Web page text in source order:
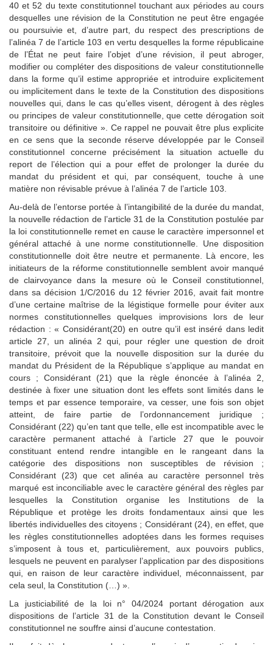
40 et 52 du texte constitutionnel touchant aux périodes au cours
desquelles une révision de la Constitution ne peut être engagée
ou poursuivie et, d’autre part, du respect des prescriptions de
l’alinéa 7 de l’article 103 en vertu desquelles la forme républicaine
de l’État ne peut faire l’objet d’une révision, il peut abroger,
modifier ou compléter des dispositions de valeur constitutionnelle
dans la forme qu’il estime appropriée et introduire explicitement
ou implicitement dans le texte de la Constitution des dispositions
nouvelles qui, dans le cas qu’elles visent, dérogent à des règles
ou principes de valeur constitutionnelle, que cette dérogation soit
transitoire ou définitive ». Ce rappel ne pouvait être plus explicite
en ce sens que la seconde réserve développée par le Conseil
constitutionnel concerne précisément la situation actuelle du
report de l’élection qui a pour effet de prolonger la durée du
mandat du président et qui, par conséquent, touche à une
matière non révisable prévue à l’alinéa 7 de l’article 103.
Au-delà de l’entorse portée à l’intangibilité de la durée du mandat,
la nouvelle rédaction de l’article 31 de la Constitution postulée par
la loi constitutionnelle remet en cause le caractère impersonnel et
général attaché à une norme constitutionnelle. Une disposition
constitutionnelle doit être neutre et permanente. Là encore, les
initiateurs de la réforme constitutionnelle semblent avoir manqué
de clairvoyance dans la mesure où le Conseil constitutionnel,
dans sa décision 1/C/2016 du 12 février 2016, avait fait montre
d’une certaine maîtrise de la légistique formelle pour éviter aux
normes constitutionnelles quelques improvisions lors de leur
rédaction : « Considérant(20) en outre qu’il est inséré dans ledit
article 27, un alinéa 2 qui, pour régler une question de droit
transitoire, prévoit que la nouvelle disposition sur la durée du
mandat du Président de la République s’applique au mandat en
cours ; Considérant (21) que la règle énoncée à l’alinéa 2,
destinée à fixer une situation dont les effets sont limités dans le
temps et par essence temporaire, va cesser, une fois son objet
atteint, de faire partie de l’ordonnancement juridique ;
Considérant (22) qu’en tant que telle, elle est incompatible avec le
caractère permanent attaché à l’article 27 que le pouvoir
constituant entend rendre intangible en le rangeant dans la
catégorie des dispositions non susceptibles de révision ;
Considérant (23) que cet alinéa au caractère personnel très
marqué est inconciliable avec le caractère général des règles par
lesquelles la Constitution organise les Institutions de la
République et protège les droits fondamentaux ainsi que les
libertés individuelles des citoyens ; Considérant (24), en effet, que
les règles constitutionnelles adoptées dans les formes requises
s’imposent à tous et, particulièrement, aux pouvoirs publics,
lesquels ne peuvent en paralyser l’application par des dispositions
qui, en raison de leur caractère individuel, méconnaissent, par
cela seul, la Constitution (…) ».
La justiciabilité de la loi n° 04/2024 portant dérogation aux
dispositions de l’article 31 de la Constitution devant le Conseil
constitutionnel ne souffre ainsi d’aucune contestation.